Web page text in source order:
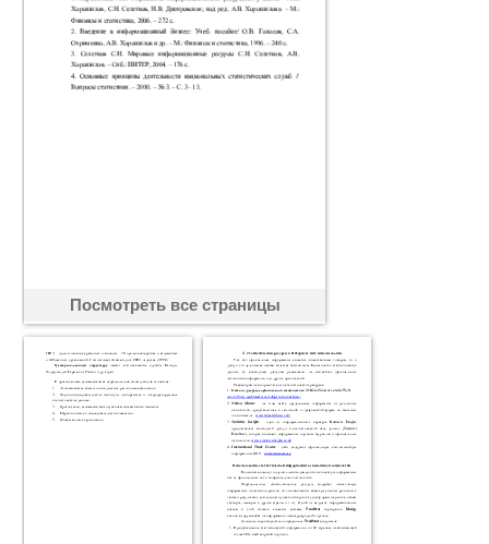
Посмотреть все страницы